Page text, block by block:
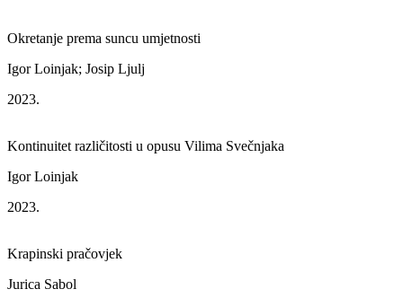
Okretanje prema suncu umjetnosti
Igor Loinjak; Josip Ljulj
2023.
Kontinuitet različitosti u opusu Vilima Svečnjaka
Igor Loinjak
2023.
Krapinski pračovjek
Jurica Sabol